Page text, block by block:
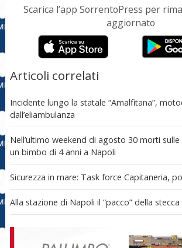
Scarica l’app SorrentoPress per
aggiornato
Articoli correlati
Incidente lungo la statale “Amalfitana”,
dall’eliambulanza
Nell’ultimo weekend di agosto 30 morti
un bimbo di 4 anni a Napoli
Sicurezza in mare: Task force Capitaneria,
Alla stazione di Napoli il “pacco” della